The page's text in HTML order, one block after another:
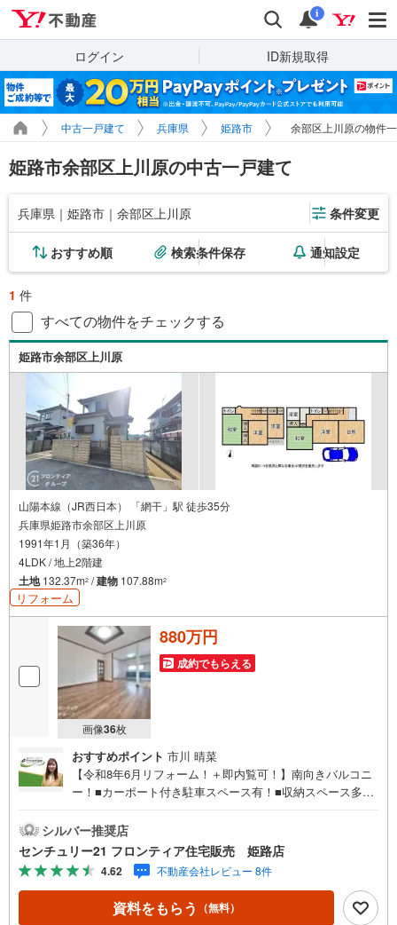
検索 通知
i
ログイン ID新規取得
中古一戸建て 兵庫県 姫路市 余部区上川原の物件
姫路市余部区上川原の中古一戸建て
兵庫県｜姫路市｜余部区上川原 条件変更
おすすめ順 検索条件保存 通知設定
1 件
すべての物件をチェックする
姫路市余部区上川原
山陽本線（JR西日本） 「網干」駅 徒歩35分
兵庫県姫路市余部区上川原
1991年1月（築36年）
4LDK / 地上2階建
土地132.37m2 /建物 107.88m2
リフォーム
画像36枚
880万円
成約でもらえる
おすすめポイント 市川 晴菜
【令和8年6月リフォーム！＋即内覧可！】南向きバルコニ
ー！■カーポート付き駐車スペース有！■収納スペース多
り通風良好！ 特徴・水廻りがまとまっており家事同線がス
ムーズ！・トイレは2か所あり忙しい朝もスムーズ！・客間
やお子様のプレイルームなど用途多彩な和室！ リフォーム
内容・床、壁、畳 立地・姫路市立余部小学校まで徒歩約16
分・姫路市立朝日中学校まで徒歩約30分 弊社が選ばれる理
由 1.お金の扱い方のプロ、ファイナンシャルプランナーが
シルバー推奨店
センチュリー21 フロンティア住宅販売 姫路店
4.62 不動産会社レビュー 8件
資料をもらう （無料）